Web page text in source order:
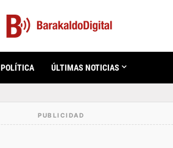
POLÍTICA ÚLTIMAS NOTICIAS